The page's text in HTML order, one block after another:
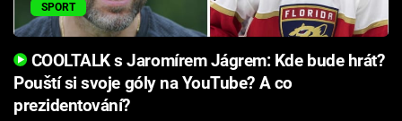
SPORT
COOLTALK s Jaromírem Jágrem: Kde bude hrát?
Pouští si svoje góly na YouTube? A co
prezidentování?